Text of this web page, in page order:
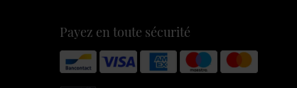
Payez en toute sécurité